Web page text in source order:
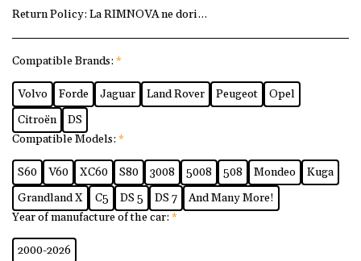
Return Policy: La RIMNOVA ne dorim ca fiecare client
Compatible Brands: *
Volvo Forde Jaguar Land Rover Peugeot
Opel
Citroën
DS
Compatible Models: *
S60 V60 XC60 S80 3008 5008 508 Mondeo
Kuga
Grandland X
C5 DS 5 DS 7
And Many More!
Year of manufacture of the car: *
2000-2026